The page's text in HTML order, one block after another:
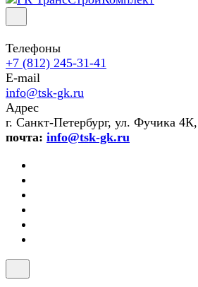
Телефоны
+7 (812) 245-31-41
E-mail
info@tsk-gk.ru
Адрес
г. Санкт-Петербург, ул. Фучика
почта: info@tsk-gk.ru